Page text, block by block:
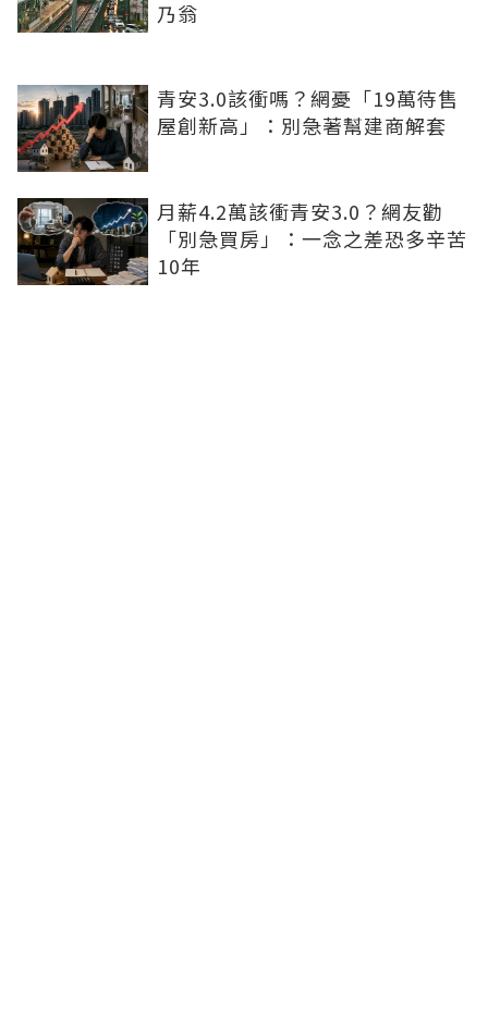
乃翁
青安3.0該衝嗎？網憂「19萬待售
屋創新高」：別急著幫建商解套
月薪4.2萬該衝青安3.0？網友勸
「別急買房」：一念之差恐多辛苦
10年